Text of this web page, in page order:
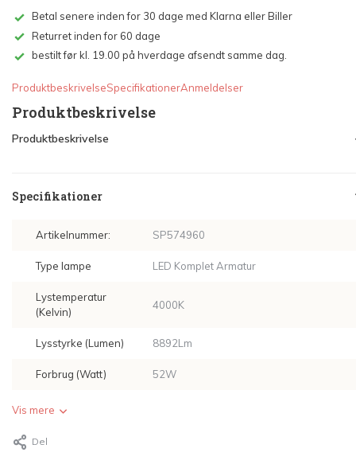
Betal senere inden for 30 dage med Klarna eller Biller
Returret inden for 60 dage
bestilt før kl. 19.00 på hverdage afsendt samme dag.
ProduktbeskrivelseSpecifikationerAnmeldelser
Produktbeskrivelse
Produktbeskrivelse
Specifikationer
Artikelnummer: SP574960
Type lampe LED Komplet Armatur
Lystemperatur
(Kelvin)
4000K
Lysstyrke (Lumen) 8892Lm
Forbrug (Watt) 52W
Vis mere
Del